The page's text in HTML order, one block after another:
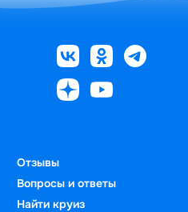
Отзывы
Вопросы и ответы
Найти круиз